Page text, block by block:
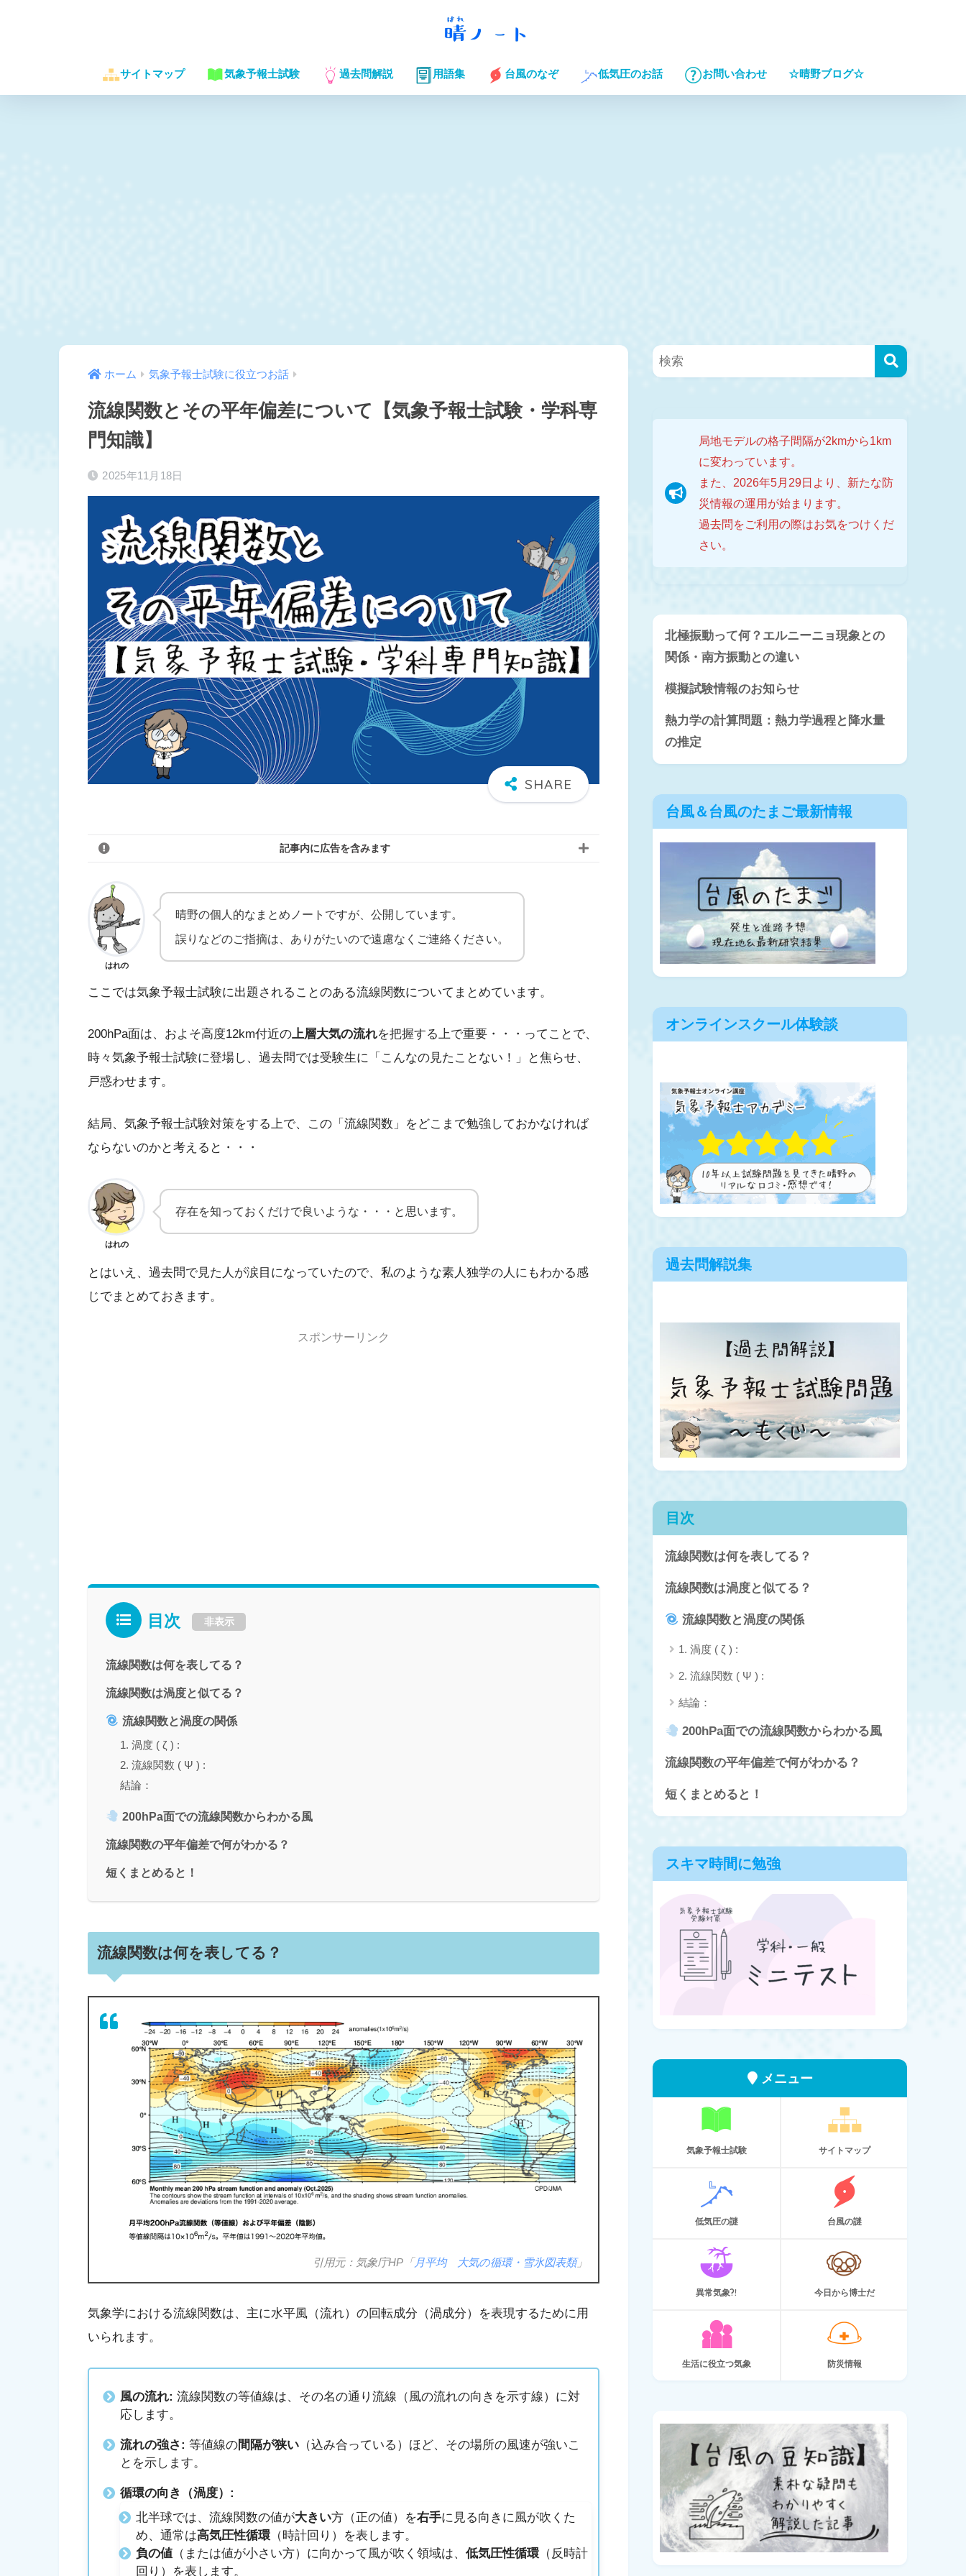
サイトマップ 気象予報士試験 過去問解説 用語集 台風のなぞ 低気圧のお話 お問い合わせ ☆晴野ブログ☆
ホーム 気象予報士試験に役立つお話
流線関数とその平年偏差について【気象予報士試験・学科専
門知識】
2025年11月18日
記事内に広告を含みます
はれの
晴野の個人的なまとめノートですが、公開しています。
誤りなどのご指摘は、ありがたいので遠慮なくご連絡ください。
ここでは気象予報士試験に出題されることのある流線関数についてまとめています。
200hPa面は、およそ高度12km付近の上層大気の流れを把握する上で重要・・・ってことで、
時々気象予報士試験に登場し、過去問では受験生に「こんなの見たことない！」と焦らせ、
戸惑わせます。
結局、気象予報士試験対策をする上で、この「流線関数」をどこまで勉強しておかなければ
ならないのかと考えると・・・
はれの
存在を知っておくだけで良いような・・・と思います。
とはいえ、過去問で見た人が涙目になっていたので、私のような素人独学の人にもわかる感
じでまとめておきます。
スポンサーリンク
目次 非表示
流線関数は何を表してる？
流線関数は渦度と似てる？
流線関数と渦度の関係
1. 渦度 ( ζ ) :
2. 流線関数 ( Ψ ) :
結論：
200hPa面での流線関数からわかる風
流線関数の平年偏差で何がわかる？
短くまとめると！
流線関数は何を表してる？
引用元：気象庁HP「 月平均 大気の循環・雪氷図表類」
気象学における流線関数は、主に水平風（流れ）の回転成分（渦成分）を表現するために用
いられます。
風の流れ: 流線関数の等値線は、その名の通り流線（風の流れの向きを示す線）に対
応します。
流れの強さ: 等値線の間隔が狭い（込み合っている）ほど、その場所の風速が強いこ
とを示します。
循環の向き（渦度）:
北半球では、流線関数の値が大きい方（正の値）を右手に見る向きに風が吹くた
め、通常は高気圧性循環 （時計回り）を表します。
負の値 （または値が小さい方）に向かって風が吹く領域は、低気圧性循環 （反時計
回り）を表します。
局地モデルの格子間隔が2kmから1km
に変わっています。
また、2026年5月29日より、新たな防
災情報の運用が始まります。
過去問をご利用の際はお気をつけくだ
さい。
北極振動って何？エルニーニョ現象との
関係・南方振動との違い
模擬試験情報のお知らせ
熱力学の計算問題：熱力学過程と降水量
の推定
台風＆台風のたまご最新情報
オンラインスクール体験談
過去問解説集
目次
流線関数は何を表してる？
流線関数は渦度と似てる？
流線関数と渦度の関係
1. 渦度 ( ζ ) :
2. 流線関数 ( Ψ ) :
結論：
200hPa面での流線関数からわかる風
流線関数の平年偏差で何がわかる？
短くまとめると！
スキマ時間に勉強
メニュー
気象予報士試験 サイトマップ
低気圧の謎 台風の謎
異常気象?! 今日から博士だ
生活に役立つ気象 防災情報